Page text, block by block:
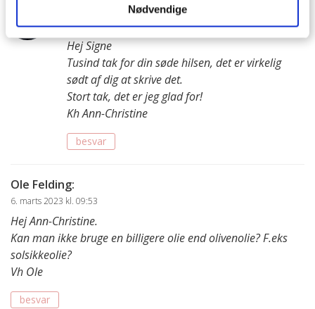
Nødvendige
Ann-Christine:
19. januar 2026 kl. 13:17
Hej Signe
Tusind tak for din søde hilsen, det er virkelig
sødt af dig at skrive det.
Stort tak, det er jeg glad for!
Kh Ann-Christine
besvar
Ole Felding:
6. marts 2023 kl. 09:53
Hej Ann-Christine.
Kan man ikke bruge en billigere olie end olivenolie? F.eks
solsikkeolie?
Vh Ole
besvar